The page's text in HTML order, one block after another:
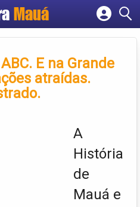
Mauá
contaE na Grande
atraídas.
A
História
de
Mauá e